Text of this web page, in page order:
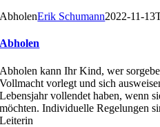
AbholenErik Schumann2022-11-
Abholen
Abholen kann Ihr Kind, wer
Vollmacht vorlegt und sich
Lebensjahr vollendet haben, wenn
möchten. Individuelle Regelungen
Leiterin